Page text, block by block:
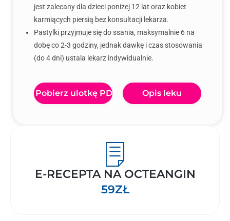
jest zalecany dla dzieci poniżej 12 lat oraz kobiet
karmiących piersią bez konsultacji lekarza.
Pastylki przyjmuje się do ssania, maksymalnie 6 na
dobę co 2-3 godziny, jednak dawkę i czas stosowania
(do 4 dni) ustala lekarz indywidualnie.
Pobierz ulotkę PDF Opis leku
E-RECEPTA NA OCTEANGIN
59ZŁ